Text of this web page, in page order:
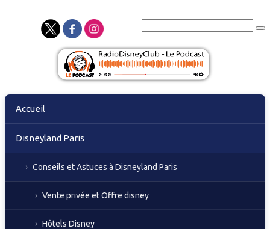
Skip
Accueil
Disneyland Paris
Conseils et Astuces à Disneyland Paris
Vente privée et Offre disney
Hôtels Disney